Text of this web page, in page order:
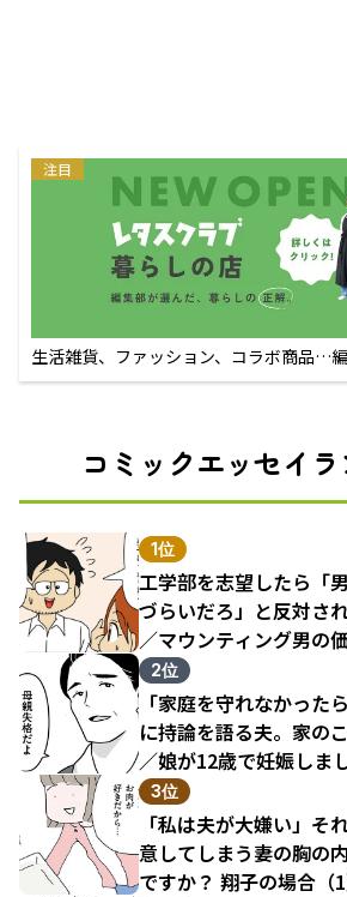
注目
生活雑貨、ファッション、コラボ商品…
えるECサイト
コミックエッセイ
1位
工学部を志望したら「
づらいだろ」と反対さ
／マウンティング男の
結果（1）
2位
「家庭を守れなかった
に持論を語る夫。家の
／娘が12歳で妊娠しま
3位
「私は夫が大嫌い」そ
意してしまう妻の胸の
ですか？ 翔子の場合（1